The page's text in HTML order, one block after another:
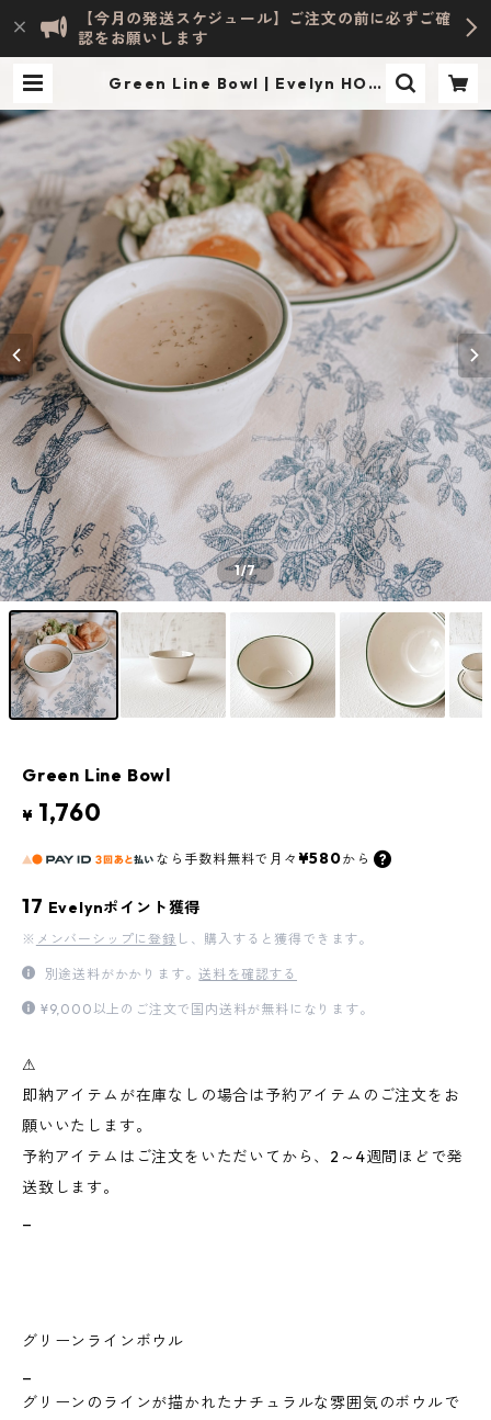
【今月の発送スケジュール】ご注文の前に必ずご確
認をお願いします
Green Line Bowl | Evelyn HOM
1/7
Green Line Bowl
¥ 1,760
なら 手数料無料で 月々 ¥580から
17 Evelynポイント獲得
※ メンバーシップに登録 し、購入すると獲得できます。
別途送料がかかります。送料を確認する
¥9,000以上のご注文で国内送料が無料になります。
⚠︎
即納アイテムが在庫なしの場合は予約アイテムのご注文をお
願いいたします。
予約アイテムはご注文をいただいてから、2～4週間ほどで発
送致します。
グリーンラインボウル
グリーンのラインが描かれたナチュラルな雰囲気のボウルで